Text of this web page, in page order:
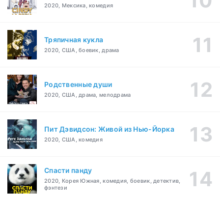
2020, Мексика, комедия
Тряпичная кукла
2020, США, боевик, драма
Родственные души
2020, США, драма, мелодрама
Пит Дэвидсон: Живой из Нью-Йорка
2020, США, комедия
Спасти панду
2020, Корея Южная, комедия, боевик, детектив,
фэнтези